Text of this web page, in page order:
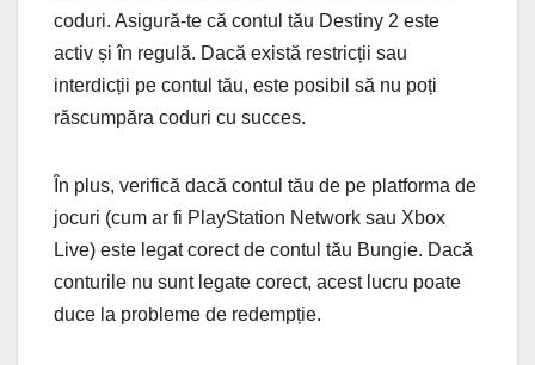
coduri. Asigură-te că contul tău Destiny 2 este
activ și în regulă. Dacă există restricții sau
interdicții pe contul tău, este posibil să nu poți
răscumpăra coduri cu succes.
În plus, verifică dacă contul tău de pe platforma de
jocuri (cum ar fi PlayStation Network sau Xbox
Live) este legat corect de contul tău Bungie. Dacă
conturile nu sunt legate corect, acest lucru poate
duce la probleme de redempție.